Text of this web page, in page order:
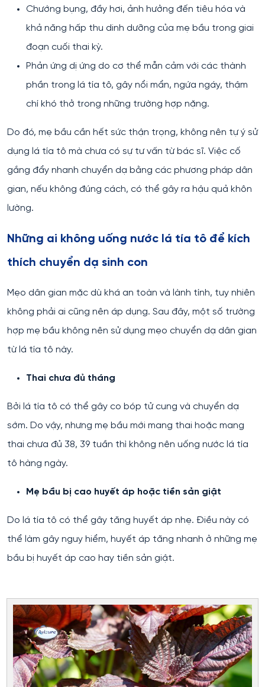
Chướng bụng, đầy hơi, ảnh hưởng đến tiêu hóa và
khả năng hấp thu dinh dưỡng của mẹ bầu trong giai
đoạn cuối thai kỳ.
Phản ứng dị ứng do cơ thể mẫn cảm với các thành
phần trong lá tía tô, gây nổi mẩn, ngứa ngáy, thậm
chí khó thở trong những trường hợp nặng.
Do đó, mẹ bầu cần hết sức thận trọng, không nên tự ý sử
dụng lá tía tô mà chưa có sự tư vấn từ bác sĩ. Việc cố
gắng đẩy nhanh chuyển dạ bằng các phương pháp dân
gian, nếu không đúng cách, có thể gây ra hậu quả khôn
lường.
Những ai không uống nước lá tía tô để kích
thích chuyển dạ sinh con
Mẹo dân gian mặc dù khá an toàn và lành tính, tuy nhiên
không phải ai cũng nên áp dụng. Sau đây, một số trường
hợp mẹ bầu không nên sử dụng mẹo chuyển dạ dân gian
từ lá tía tô này.
Thai chưa đủ tháng
Bởi lá tía tô có thể gây co bóp tử cung và chuyển dạ
sớm. Do vậy, nhưng mẹ bầu mới mang thai hoặc mang
thai chưa đủ 38, 39 tuần thì không nên uống nước lá tía
tô hàng ngày.
Mẹ bầu bị cao huyết áp hoặc tiền sản giật
Do lá tía tô có thể gây tăng huyết áp nhẹ. Điều này có
thể làm gây nguy hiểm, huyết áp tăng nhanh ở những mẹ
bầu bị huyết áp cao hay tiền sản giật.